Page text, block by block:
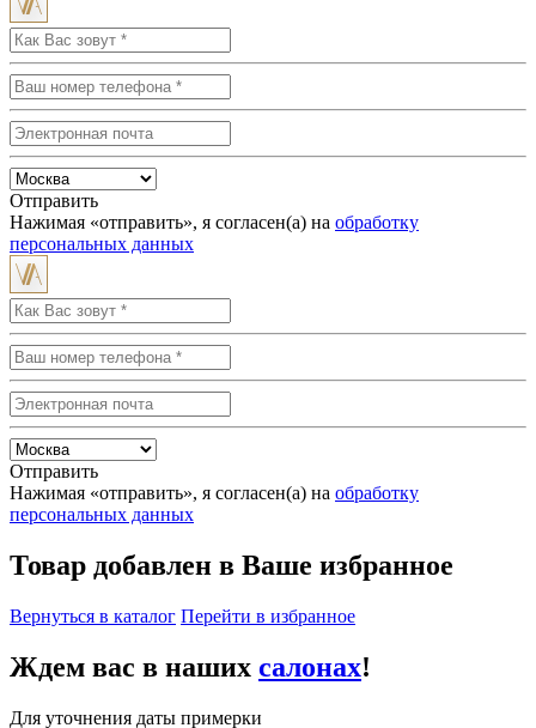
Отправить
Нажимая «отправить», я согласен(а) на обработку
персональных данных
Отправить
Нажимая «отправить», я согласен(а) на обработку
персональных данных
Товар добавлен в Ваше избранное
Вернуться в каталог Перейти в избранное
Ждем вас в наших салонах!
Для уточнения даты примерки